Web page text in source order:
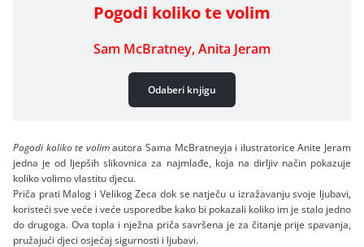
Pogodi koliko te volim
Sam McBratney, Anita Jeram
Odaberi knjigu
Pogodi koliko te volimautora Sama McBratneyja i ilustratorice Anite Jeram
jedna je od ljepših slikovnica za najmlađe, koja na dirljiv način pokazuje
koliko volimo vlastitu djecu.
Priča prati Malog i Velikog Zeca dok se natječu u izražavanju svoje ljubavi,
koristeći sve veće i veće usporedbe kako bi pokazali koliko im je stalo jedno
do drugoga. Ova topla i nježna priča savršena je za čitanje prije spavanja,
pružajući djeci osjećaj sigurnosti i ljubavi.